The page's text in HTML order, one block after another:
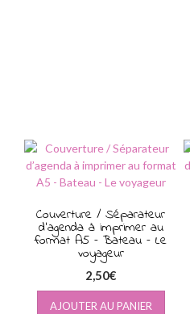
Couverture / Séparateur
d’agenda à imprimer au
format A5 – Bateau – Le
voyageur
2,50€
AJOUTER AU PANIER